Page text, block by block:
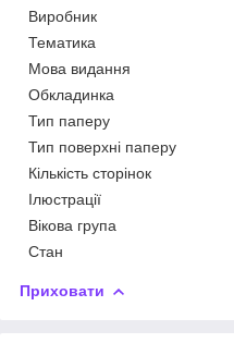
Виробник
Тематика
Мова видання
Обкладинка
Тип паперу
Тип поверхні паперу
Кількість сторінок
Ілюстрації
Вікова група
Стан
Приховати